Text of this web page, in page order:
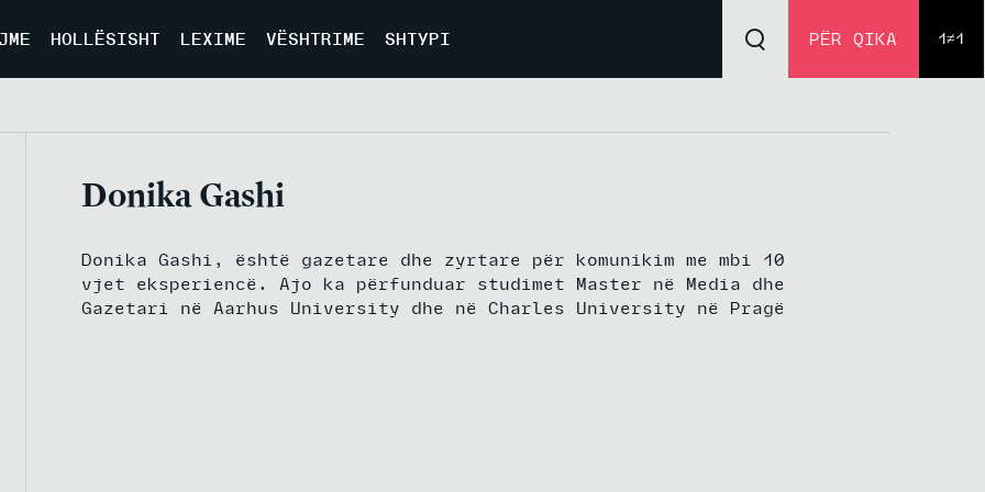
PËR QIKA 1≠1
HOLLËSISHT LEXIME VËSHTRIME SHTYPI
Donika Gashi
Donika Gashi, është gazetare dhe zyrtare për komunikim me mbi 10
vjet eksperiencë. Ajo ka përfunduar studimet Master në Media dhe
Gazetari në Aarhus University dhe në Charles University në Pragë